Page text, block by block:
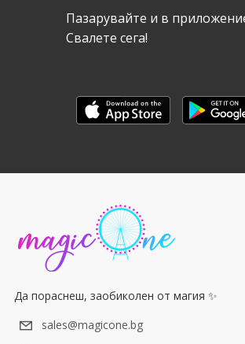
Пазарувайте и в
Свалeте сега!
Да пораснеш, заобиколен от магия ✨
sales@magicone.bg